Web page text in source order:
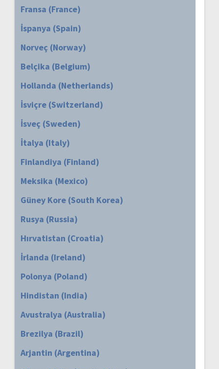
Fransa (France)
İspanya (Spain)
Norveç (Norway)
Belçika (Belgium)
Hollanda (Netherlands)
İsviçre (Switzerland)
İsveç (Sweden)
İtalya (Italy)
Finlandiya (Finland)
Meksika (Mexico)
Güney Kore (South Korea)
Rusya (Russia)
Hırvatistan (Croatia)
İrlanda (Ireland)
Polonya (Poland)
Hindistan (India)
Avustralya (Australia)
Brezilya (Brazil)
Arjantin (Argentina)